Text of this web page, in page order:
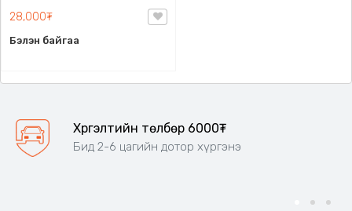
28,000₮
Бэлэн байгаа
Хүргэлтийн төлбөр 6000₮
Бид 2-6 цагийн дотор хүргэнэ